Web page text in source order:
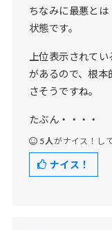
ちなみに最悪とは
状態です。
上位表示されて
があるので、根本
さそうですね。
たぶん・・・・
5人がナイス！し
ナイス！